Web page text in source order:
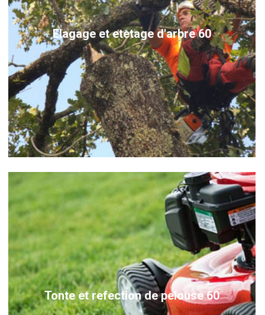
Elagage et etetage d'arbre 60
Tonte et refection de pelouse 60